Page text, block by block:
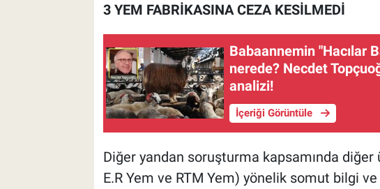
3 YEM FABRİKASINA CEZA KESİLMEDİ
Babaannemin "Hacılar
nerede? Necdet
analizi!
İçeriği Görüntüle
Diğer yandan soruşturma kapsamında diğer
E.R Yem ve RTM Yem) yönelik somut bilgi